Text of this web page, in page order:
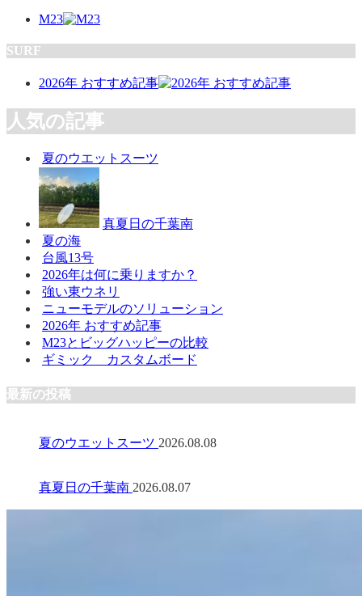
M23
SURF
2026年 おすすめ記事
人気の記事
夏のウエットスーツ
真夏日の千葉南
夏の海
台風13号
2026年は何に乗りますか？
強い東ウネリ
ニューモデルのソリューション
2026年 おすすめ記事
M23とビッグハッピーの比較
ギミック カスタムボード
最新の投稿
夏のウエットスーツ 2026.08.08
真夏日の千葉南 2026.08.07